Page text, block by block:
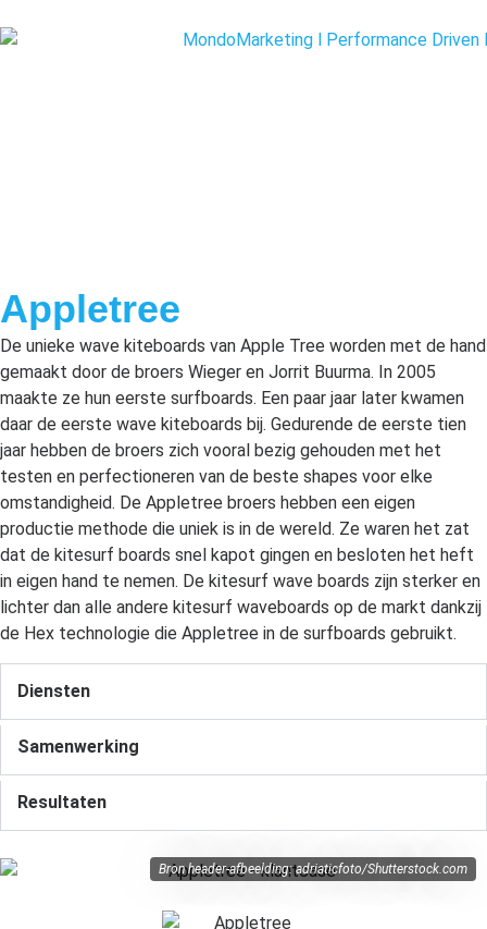
Appletree
De unieke wave kiteboards van Apple Tree worden met de hand
gemaakt door de broers Wieger en Jorrit Buurma. In 2005
maakte ze hun eerste surfboards. Een paar jaar later kwamen
daar de eerste wave kiteboards bij. Gedurende de eerste tien
jaar hebben de broers zich vooral bezig gehouden met het
testen en perfectioneren van de beste shapes voor elke
omstandigheid. De Appletree broers hebben een eigen
productie methode die uniek is in de wereld. Ze waren het zat
dat de kitesurf boards snel kapot gingen en besloten het heft
in eigen hand te nemen. De kitesurf wave boards zijn sterker en
lichter dan alle andere kitesurf waveboards op de markt dankzij
de Hex technologie die Appletree in de surfboards gebruikt.
Diensten
Samenwerking
Resultaten
Bron header-afbeelding: adriaticfoto/Shutterstock.com